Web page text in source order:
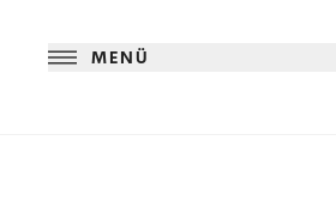
MENÜ